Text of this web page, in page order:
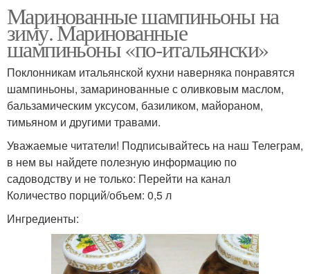
Маринованные шампиньоны на
зиму. Маринованные
шампиньоны «по-итальянски»
Поклонникам итальянской кухни наверняка понравятся
шампиньоны, замаринованные с оливковым маслом,
бальзамическим уксусом, базиликом, майораном,
тимьяном и другими травами.
Уважаемые читатели! Подписывайтесь на наш Телеграм,
в нем вы найдете полезную информацию по
садоводству и не только: Перейти на канал
Количество порций/объем: 0,5 л
Ингредиенты: